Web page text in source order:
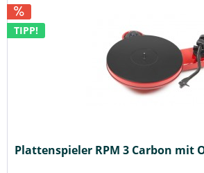
TIPP!
Plattenspieler RPM 3 Carbon mit